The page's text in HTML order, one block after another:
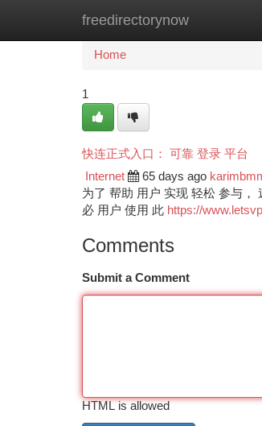
freedirectorynow
Home New Site Listings
Home
1
快连正式入口： 可靠 登录 平台
Internet 65 days ago
为了 帮助 用户 实现 轻松 参与，
必 用户 使用 此 https://
Comments
Submit a Comment
HTML is allowed